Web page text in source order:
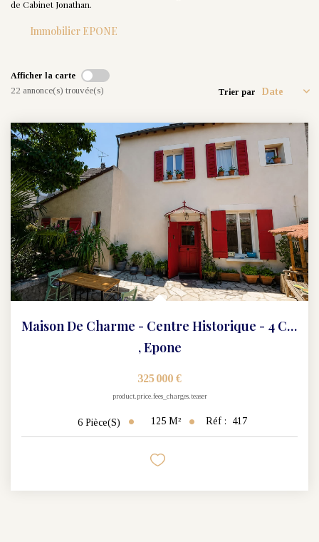
de Cabinet Jonathan.
Immobilier EPONE
Afficher la carte
22 annonce(s) trouvée(s) Trier par
Maison De Charme - Centre Historique - 4 Chambres - 125 M2
,Epone
325 000 €
product.price.fees_charges.teaser
6 Pièce(s) 125 M² Réf : 417